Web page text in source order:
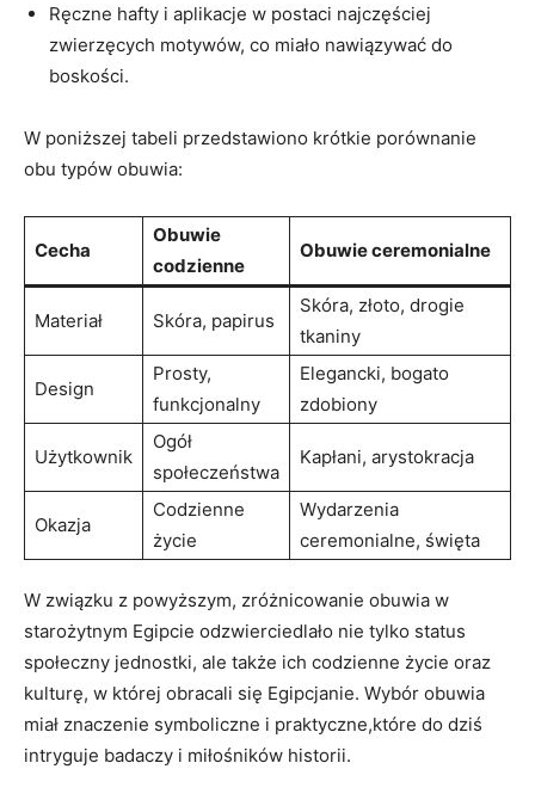
Ręczne‍ hafty i⁣ aplikacje w ‍postaci najczęściej
‌zwierzęcych ‍motywów, co miało nawiązywać ⁣do
boskości.
W poniższej ⁣tabeli przedstawiono⁤ krótkie porównanie
obu typów obuwia:
Cecha
Obuwie
codzienne
Obuwie ⁤ceremonialne
Materiał Skóra, papirus
Skóra,​ złoto, drogie
tkaniny
Design
Prosty,
funkcjonalny
Elegancki, bogato
zdobiony
Użytkownik
Ogół
‍społeczeństwa
Kapłani, arystokracja
Okazja
Codzienne
życie
Wydarzenia
⁣ceremonialne, święta
W związku z powyższym, zróżnicowanie ⁣obuwia w
⁣starożytnym Egipcie odzwierciedlało nie tylko status
społeczny jednostki, ale także ich codzienne ​życie ‌oraz
kulturę, w której obracali się Egipcjanie. Wybór obuwia
miał znaczenie symboliczne ‌i praktyczne,które do dziś
intryguje badaczy ‌i‍ miłośników historii.